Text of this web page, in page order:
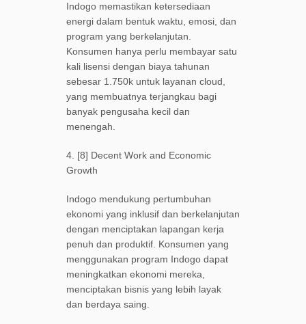
Indogo memastikan ketersediaan
energi dalam bentuk waktu, emosi, dan
program yang berkelanjutan.
Konsumen hanya perlu membayar satu
kali lisensi dengan biaya tahunan
sebesar 1.750k untuk layanan cloud,
yang membuatnya terjangkau bagi
banyak pengusaha kecil dan
menengah.
4. [8] Decent Work and Economic
Growth
Indogo mendukung pertumbuhan
ekonomi yang inklusif dan berkelanjutan
dengan menciptakan lapangan kerja
penuh dan produktif. Konsumen yang
menggunakan program Indogo dapat
meningkatkan ekonomi mereka,
menciptakan bisnis yang lebih layak
dan berdaya saing.